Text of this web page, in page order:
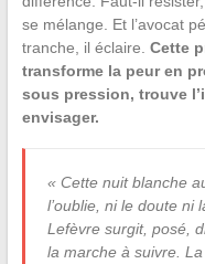
se mélange. Et l’avocat
tranche, il éclaire. Cette
transforme la peur en
sous pression, trouve
envisager.
« Cette nuit blanche
l’oublie, ni le doute ni
Lefèvre surgit, posé,
la marche à suivre.